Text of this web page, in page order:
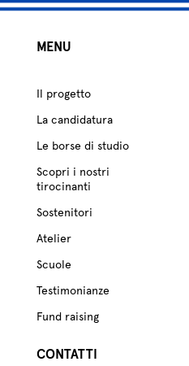
MENU
Il progetto
La candidatura
Le borse di studio
Scopri i nostri
tirocinanti
Sostenitori
Atelier
Scuole
Testimonianze
Fund raising
CONTATTI